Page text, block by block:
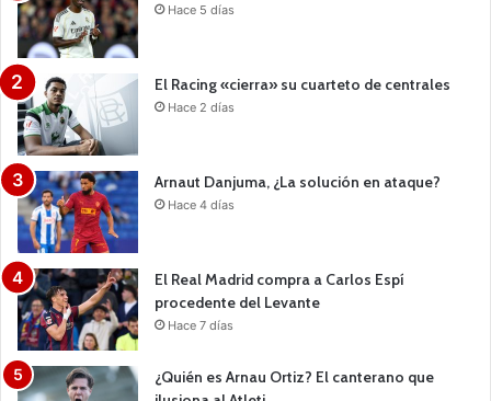
Hace 5 días
El Racing «cierra» su cuarteto de centrales
Hace 2 días
Arnaut Danjuma, ¿La solución en ataque?
Hace 4 días
El Real Madrid compra a Carlos Espí
procedente del Levante
Hace 7 días
¿Quién es Arnau Ortiz? El canterano que